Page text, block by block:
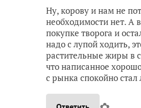
Ну, корову и нам не
необходимости нет. А
покупке творога и
надо с лупой ходить,
растительные жиры в
что написанное
с рынка спокойно